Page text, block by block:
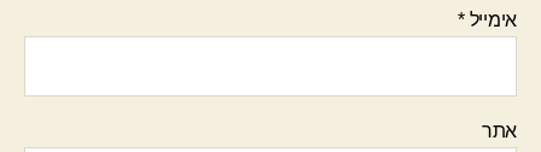
אימייל*
אתר